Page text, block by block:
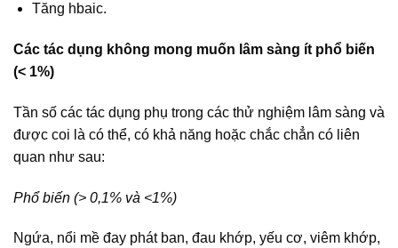
Tăng hbaic.
Các tác dụng không mong muốn lâm sàng ít phổ biến
(< 1%)
Tần số các tác dụng phụ trong các thử nghiệm lâm sàng và
được coi là có thể, có khả năng hoặc chắc chẳn có liên
quan như sau:
Phổ biến (> 0,1% và <1%)
Ngứa, nổi mề đay phát ban, đau khớp, yếu cơ, viêm khớp,